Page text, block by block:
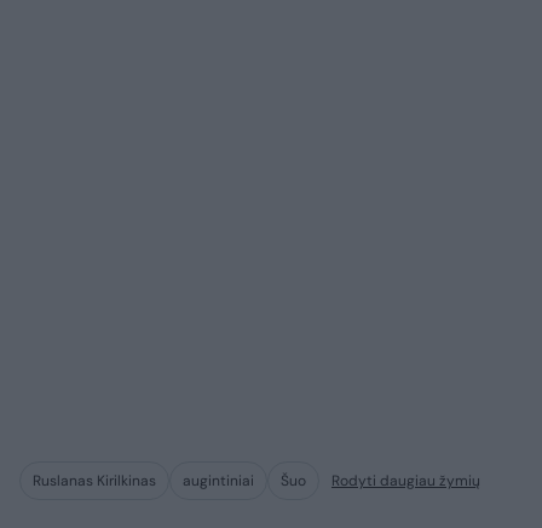
Ruslanas Kirilkinas augintiniai Šuo Rodyti daugiau žymių